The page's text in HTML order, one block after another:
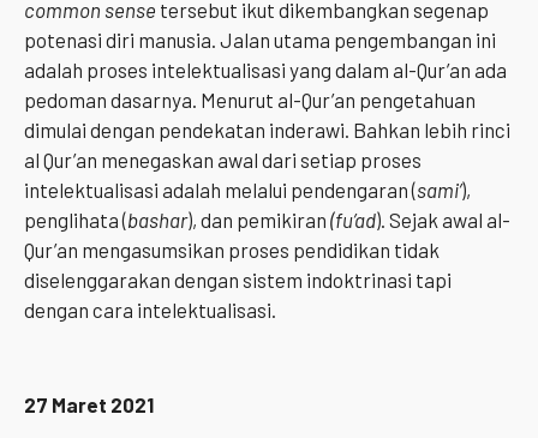
common sense tersebut ikut dikembangkan segenap
potenasi diri manusia. Jalan utama pengembangan ini
adalah proses intelektualisasi yang dalam al-Qur’an ada
pedoman dasarnya. Menurut al-Qur’an pengetahuan
dimulai dengan pendekatan inderawi. Bahkan lebih rinci
al Qur’an menegaskan awal dari setiap proses
intelektualisasi adalah melalui pendengaran (sami’),
penglihata (bashar), dan pemikiran (fu’ad). Sejak awal al-
Qur’an mengasumsikan proses pendidikan tidak
diselenggarakan dengan sistem indoktrinasi tapi
dengan cara intelektualisasi.
27 Maret 2021